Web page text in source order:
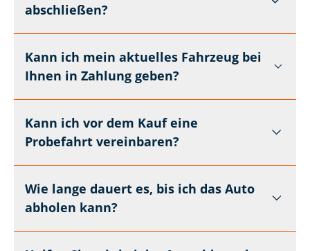
abschließen?
Kann ich mein aktuelles Fahrzeug bei
Ihnen in Zahlung geben?
Kann ich vor dem Kauf eine
Probefahrt vereinbaren?
Wie lange dauert es, bis ich das Auto
abholen kann?